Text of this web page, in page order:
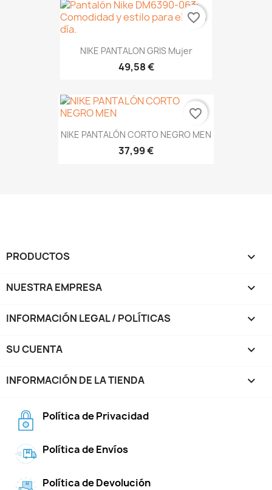
NIKE PANTALON GRIS Mujer
49,58 €
favorite_border
NIKE PANTALÓN CORTO NEGRO MEN
37,99 €
favorite_border
PRODUCTOS 
NUESTRA EMPRESA 
INFORMACIÓN LEGAL / POLÍTICAS 
SU CUENTA 
INFORMACIÓN DE LA TIENDA keyboard_arrow_down
Política de Privacidad
Política de Envíos
Política de Devolución